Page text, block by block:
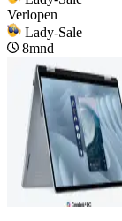
Verlopen
Lady-Sale
8mnd